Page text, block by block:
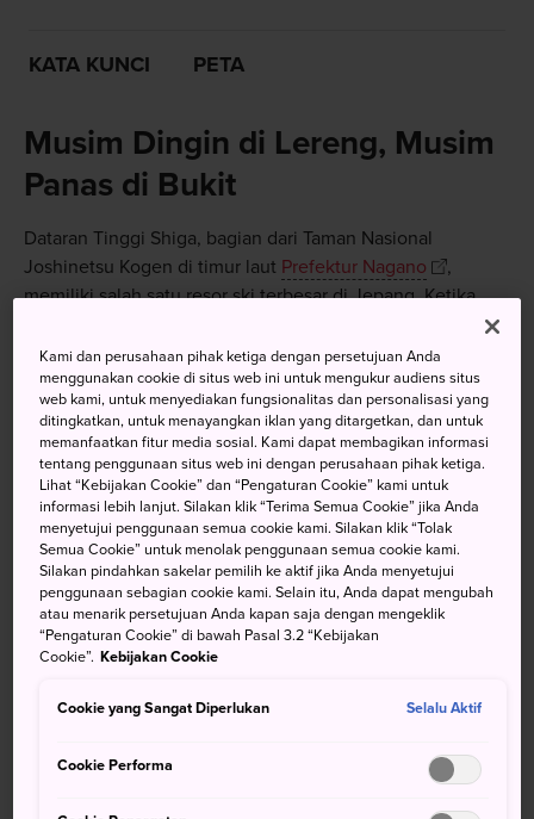
KATA KUNCI PETA
Musim Dingin di Lereng, Musim
Panas di Bukit
Dataran Tinggi Shiga, bagian dari Taman Nasional
Joshinetsu Kogen di timur laut Prefektur Nagano
,
memiliki salah satu resor ski terbesar di Jepang. Ketika
pendakian.
Jangan Lewatkan
Olahraga musim dingin di Area Ski Shiga Kogen
raksasa, salah satu area ski terbesar di Jepang
Berjalan kaki melewati bunga-bunga
pegunungan alpen di Kebun Raya Alpen Higashi-
Tateyama
hutan terpencil di Jepang
Kami dan perusahaan pihak ketiga dengan persetujuan Anda
menggunakan cookie di situs web ini untuk mengukur audiens situs
web kami, untuk menyediakan fungsionalitas dan personalisasi yang
ditingkatkan, untuk menayangkan iklan yang ditargetkan, dan untuk
memanfaatkan fitur media sosial. Kami dapat membagikan informasi
tentang penggunaan situs web ini dengan perusahaan pihak ketiga.
Lihat “Kebijakan Cookie” dan “Pengaturan Cookie” kami untuk
informasi lebih lanjut. Silakan klik “Terima Semua Cookie” jika Anda
menyetujui penggunaan semua cookie kami. Silakan klik “Tolak
Semua Cookie” untuk menolak penggunaan semua cookie kami.
Silakan pindahkan sakelar pemilih ke aktif jika Anda menyetujui
penggunaan sebagian cookie kami. Selain itu, Anda dapat mengubah
atau menarik persetujuan Anda kapan saja dengan mengeklik
“Pengaturan Cookie” di bawah Pasal 3.2 “Kebijakan
Cookie”. Kebijakan Cookie
Cookie yang Sangat Diperlukan Selalu Aktif
Cookie Performa